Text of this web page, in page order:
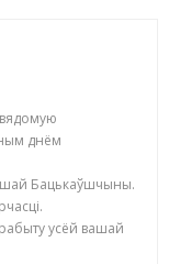
днём
Бацькаўшчыны.
усёй вашай